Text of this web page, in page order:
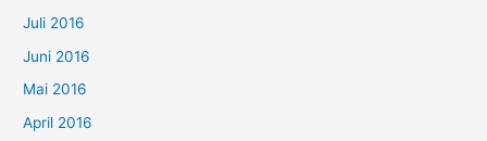
Juli 2016
Juni 2016
Mai 2016
April 2016